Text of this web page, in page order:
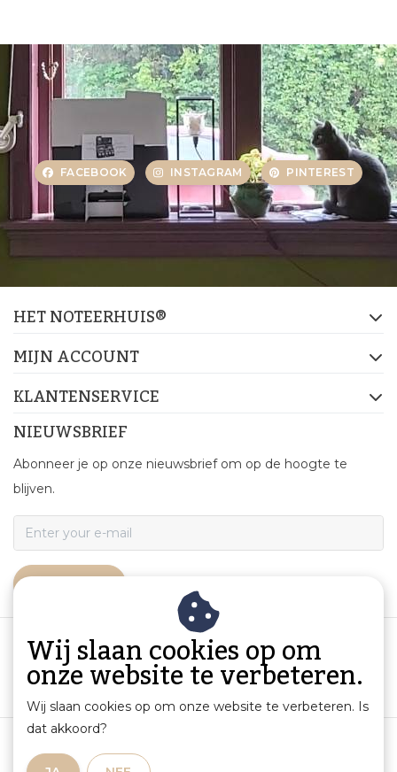
FACEBOOK INSTAGRAM PINTEREST
HET NOTEERHUIS®
MIJN ACCOUNT
KLANTENSERVICE
NIEUWSBRIEF
Abonneer je op onze nieuwsbrief om op de hoogte te
blijven.
Productinformatie en aansprakelijkheid
Wij slaan cookies op om
onze website te verbeteren.
Wij slaan cookies op om onze website te verbeteren. Is
dat akkoord?